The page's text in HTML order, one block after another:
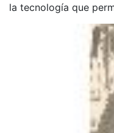
la tecnología que